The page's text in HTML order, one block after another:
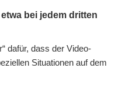
bei jedem dritten
dafür, dass der Video-
Situationen auf dem